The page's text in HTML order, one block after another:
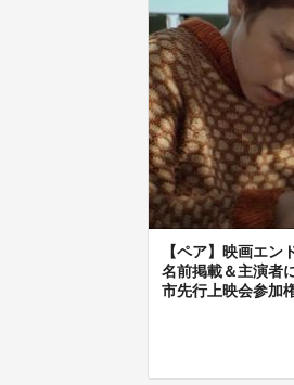
【ペア】映画エン
名前掲載＆主演者
市先行上映会参加